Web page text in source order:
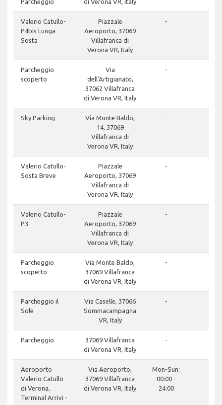
Parcheggio
di Verona VR, Italy
Valerio Catullo-
P4bis Lunga
Sosta
Piazzale
Aeroporto, 37069
Villafranca di
Verona VR, Italy
-
Parcheggio
scoperto
Via
dell'Artigianato,
37062 Villafranca
di Verona VR, Italy
-
Sky Parking
Via Monte Baldo,
14, 37069
Villafranca di
Verona VR, Italy
-
Valerio Catullo-
Sosta Breve
Piazzale
Aeroporto, 37069
Villafranca di
Verona VR, Italy
-
Valerio Catullo-
P3
Piazzale
Aeroporto, 37069
Villafranca di
Verona VR, Italy
-
Parcheggio
scoperto
Via Monte Baldo,
37069 Villafranca
di Verona VR, Italy
-
Parcheggio il
Sole
Via Caselle, 37066
Sommacampagna
VR, Italy
-
Parcheggio
37069 Villafranca
di Verona VR, Italy
-
Aeroporto
Valerio Catullo
di Verona,
Terminal Arrivi -
Via Aeroporto,
37069 Villafranca
di Verona VR, Italy
Mon-Sun:
00:00 -
24:00